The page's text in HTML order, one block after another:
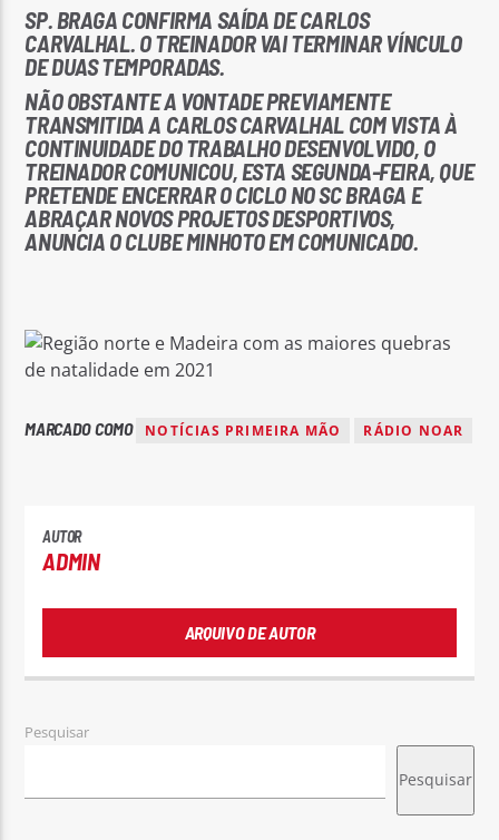
TOKA & DANÇA
Rádio No ar
SP. BRAGA CONFIRMA SAÍDA DE CARLOS
CARVALHAL. O TREINADOR VAI TERMINAR VÍNCULO
DE DUAS TEMPORADAS.
NÃO OBSTANTE A VONTADE PREVIAMENTE
TRANSMITIDA A CARLOS CARVALHAL COM VISTA À
CONTINUIDADE DO TRABALHO DESENVOLVIDO, O
TREINADOR COMUNICOU, ESTA SEGUNDA-FEIRA, QUE
PRETENDE ENCERRAR O CICLO NO SC BRAGA E
ABRAÇAR NOVOS PROJETOS DESPORTIVOS,
ANUNCIA O CLUBE MINHOTO EM COMUNICADO.
MARCADO COMO NOTÍCIAS PRIMEIRA MÃO RÁDIO NOAR
AUTOR
ADMIN
ARQUIVO DE AUTOR
Pesquisar
Pesquisar